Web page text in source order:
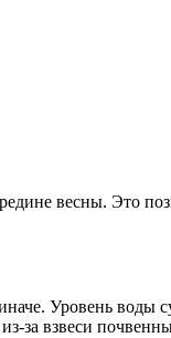
весны. Это
Уровень воды
за взвеси